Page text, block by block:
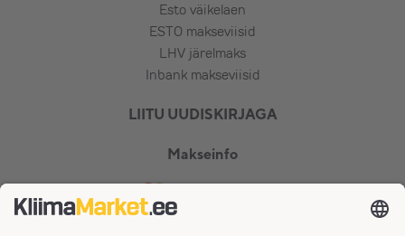
Esto väikelaen
ESTO makseviisid
LHV järelmaks
Inbank makseviisid
LIITU UUDISKIRJAGA
Makseinfo